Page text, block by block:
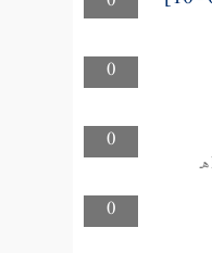
0
0
0